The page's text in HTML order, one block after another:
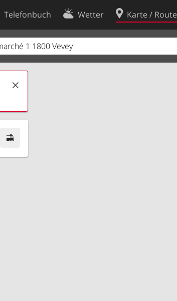
Telefonbuch Wetter Karte / Route
Kontakt
Nutzungsbedingungen